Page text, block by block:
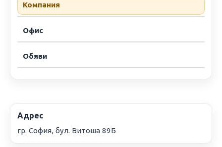
Компания
Офис
Обяви
Адрес
гр. София, бул. Витоша 89Б